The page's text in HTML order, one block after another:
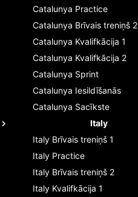
Catalunya Practice
Catalunya Brīvais treniņš 2
Catalunya Kvalifkācija 1
Catalunya Kvalifkācija 2
Catalunya Sprint
Catalunya Iesildīšanās
Catalunya Sacīkste
Italy
Italy Brīvais treniņš 1
Italy Practice
Italy Brīvais treniņš 2
Italy Kvalifkācija 1